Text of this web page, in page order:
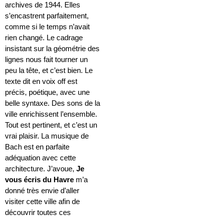
archives de 1944. Elles
s’encastrent parfaitement,
comme si le temps n’avait
rien changé. Le cadrage
insistant sur la géométrie des
lignes nous fait tourner un
peu la tête, et c’est bien. Le
texte dit en voix off est
précis, poétique, avec une
belle syntaxe. Des sons de la
ville enrichissent l’ensemble.
Tout est pertinent, et c’est un
vrai plaisir. La musique de
Bach est en parfaite
adéquation avec cette
architecture. J’avoue, Je
vous écris du Havre m’a
donné très envie d’aller
visiter cette ville afin de
découvrir toutes ces